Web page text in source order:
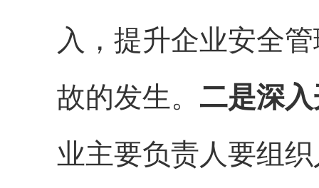
入，提升企业安全
故的发生。 二是深
业主要负责人要组